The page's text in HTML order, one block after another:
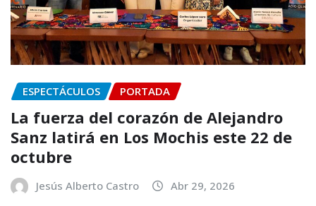
ESPECTÁCULOS PORTADA
La fuerza del corazón de Alejandro
Sanz latirá en Los Mochis este 22 de
octubre
Jesús Alberto Castro Abr 29, 2026